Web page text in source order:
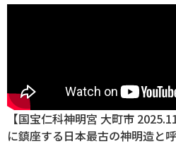
【国宝仁科神明宮 大町市
に鎮座する日本最古の神明造と